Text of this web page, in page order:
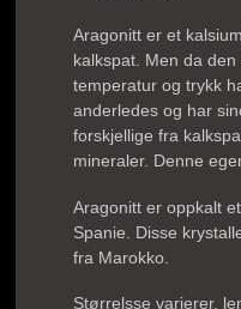
Aragonitt er et
kalkspat. Men da
temperatur og trykk
anderledes og har
forskjellige fra
mineraler. Denne
Aragonitt er oppkalt
Spanie. Disse
fra Marokko.
Størrelsse varierer,